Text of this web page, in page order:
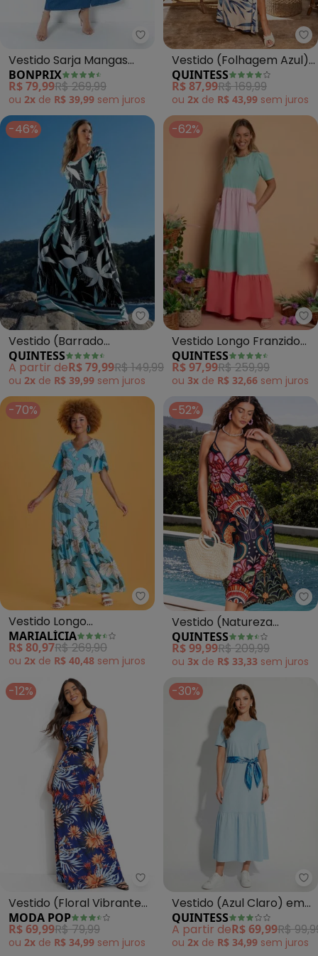
bonprix - Vestido Sarja
Vestido Sarja Mangas
com Amarração (Azul
Médio)
BONPRIX
R$ 79,99R$ 269,99
ou 2x de R$ 39,99 sem juros
Vestido (Folhagem Azul)
com Argola no Decote
QUINTESS
R$ 87,99R$ 169,99
ou 2x de R$ 43,99 sem juros
-46%
Quintess - Vestido (Barrado
Vestido (Barrado
Marinho) com Elástico no
Punho
QUINTESS
A partir deR$ 79,99R$ 149,99
ou 2x de R$ 39,99 sem juros
-62%
Vestido Longo Franzido
Tricolor (Turquesa)
QUINTESS
R$ 97,99R$ 259,99
ou 3x de R$ 32,66 sem juros
-70%
Marialícia - Vestido Longo
Vestido Longo
Estampado Flores (Azul)
MARIALÍCIA
R$ 80,97R$ 269,90
ou 2x de R$ 40,48 sem juros
-52%
Vestido (Natureza
Tropical) em Malha Fria
QUINTESS
R$ 99,99R$ 209,99
ou 3x de R$ 33,33 sem juros
-12%
Moda Pop - Vestido (Floral
Vestido (Floral Vibrante)
em Malha
MODA POP
R$ 69,99R$ 79,99
ou 2x de R$ 34,99 sem juros
-30%
Vestido (Azul Claro) em
Malha de Algodão
QUINTESS
A partir deR$ 69,99R$
ou 2x de R$ 34,99 sem juros